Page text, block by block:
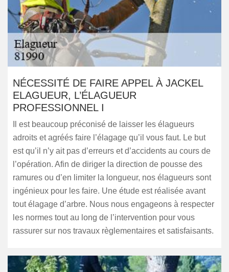
NÉCESSITÉ DE FAIRE APPEL À JACKEL
ELAGUEUR, L’ÉLAGUEUR
PROFESSIONNEL I
Il est beaucoup préconisé de laisser les élagueurs
adroits et agréés faire l’élagage qu’il vous faut. Le but
est qu’il n’y ait pas d’erreurs et d’accidents au cours de
l’opération. Afin de diriger la direction de pousse des
ramures ou d’en limiter la longueur, nos élagueurs sont
ingénieux pour les faire. Une étude est réalisée avant
tout élagage d’arbre. Nous nous engageons à respecter
les normes tout au long de l’intervention pour vous
rassurer sur nos travaux règlementaires et satisfaisants.